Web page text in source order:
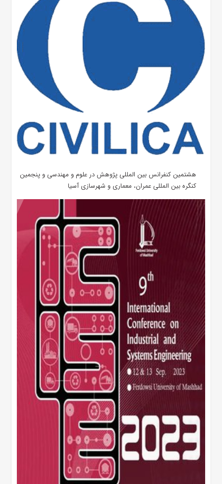
هشتمین کنفرانس بین المللی پژوهش در علوم و مهندسی و پنجمین
کنگره بین المللی عمران، معماری و شهرسازی آسیا